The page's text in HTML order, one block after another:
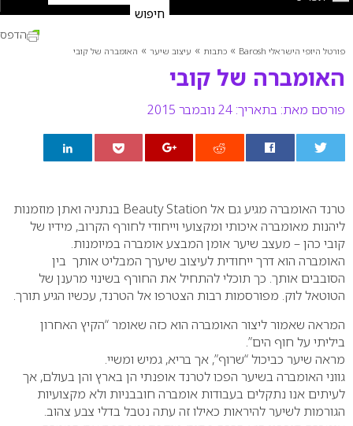
פורטל היופי הישראלי Barosh » כתבות » עיצוב שיער » האומברה של קובי
האומברה של קובי
פורסם מאת: בתאריך: 24 נובמבר 2015
הדפס
טרנד האומברה מגיע גם אל Beauty Station בנתניה ואתן מוזמנות
ליהנות מאומברה איכותי ומקצועי וייחודי לחורף הקרוב, מידיו של
קובי כהן – מעצב שיער אומן המבצע אומברה במיומנות.
האומברה הוא דרך ייחודית לעיצוב שיערך המבליט אותך בין
הסובבים אותך. כך תוכלי להתחיל את החורף בשינוי מרענן של
הטוטאל לוק. מפורסמות רבות הצטרפו אל הטרנד, עכשיו הגיע תורך.
המראה שאמור ליצור האומברה הוא כזה שאומר “הקיץ האחרון
ביליתי על חוף הים”.
מראה שיער כביכול “שרוף”, אך בריא, גמיש ומשיי.
גווני האומברה בשיער הפכו לטרנד אופנתי הן בארץ והן בעולם, אך
לעיתים אנו נתקלים בעבודות אומברה חובבניות ולא מקצועיות
הגורמות לשיער להיראות כאילו זה עתה נטבל בדלי צבע צהוב.